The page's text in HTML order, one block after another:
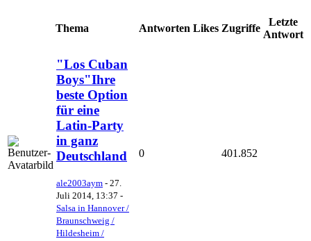
Thema Antworten Likes Zugriffe
Letzte
Antwort
"Los Cuban
Boys"Ihre
beste Option
für eine
Latin-Party
in ganz
Deutschland
ale2003aym - 27.
Juli 2014, 13:37 -
Salsa in Hannover /
Braunschweig /
Hildesheim /
0 401.852